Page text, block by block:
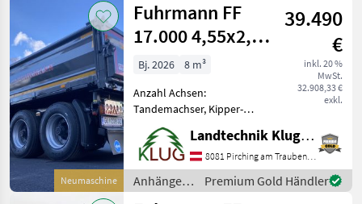
Bordwände, Typen
Neumaschine
Fuhrmann FF
17.000 4,55x2,35
Heavy Duty
39.490
€
inkl. 20 %
MwSt.
32.908,33 €
exkl.
Bj. 2026
8 m³
Anzahl Achsen:
Tandemachser, Kipper-
Bauart: Dreiseiten-Kipper,
Bremse: Druckluftbremse,
hydr.
Bordwandverriegelung,
autom. Rückwand, Pendel-
Landtechnik Klug e. U.
8081 Pirching am Traubenberg
Anhänger /
Fuhrmann
Premium Gold Händler